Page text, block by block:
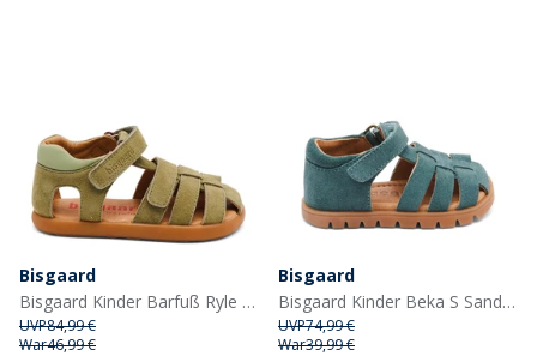
Bisgaard
Bisgaard Kinder Barfuß Ryle Sandalen Sage
UVP84,99 €
War46,99 €
Bisgaard
Bisgaard Kinder Beka S Sandalen Sky
UVP74,99 €
War39,99 €